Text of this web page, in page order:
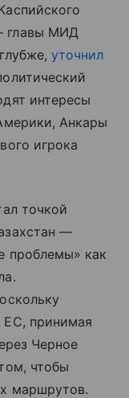
главы МИД
уточнил
интересы
Анкары
игрока
точкой
—
проблемы» как
ЕС, принимая
Черное
чтобы
маршрутов.